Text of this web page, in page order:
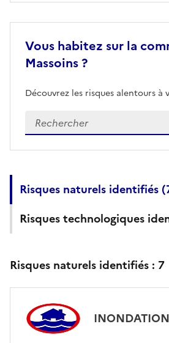
Vous habitez sur la
Massoins ?
Découvrez les risques alentours à
Veuillez renseigner votre
Risques naturels identifiés (
Risques technologiques
Risques naturels identifiés : 7
INONDATION